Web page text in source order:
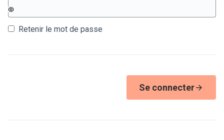
Retenir le mot de passe
Se connecter